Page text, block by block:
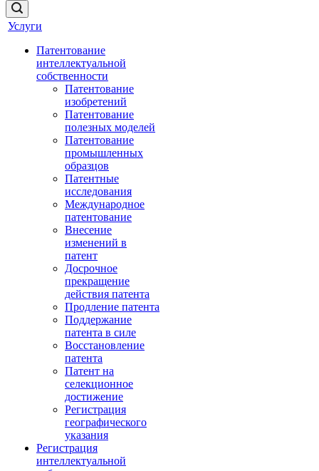
Услуги
Патентование
интеллектуальной
собственности
Патентование
изобретений
Патентование
полезных моделей
Патентование
промышленных
образцов
Патентные
исследования
Международное
патентование
Внесение
изменений в
патент
Досрочное
прекращение
действия патента
Продление патента
Поддержание
патента в силе
Восстановление
патента
Патент на
селекционное
достижение
Регистрация
географического
указания
Регистрация
интеллектуальной